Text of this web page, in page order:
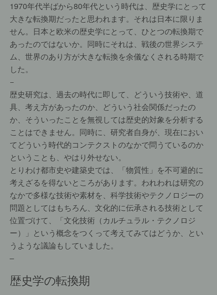
1970年代半ばから80年代という時代は、歴史学にとって
大きな転換期だったと思われます。それは日本に限りま
せん。日本と欧米の歴史学にとって、ひとつの転換期で
あったのではないか。同時にそれは、戦後の世界システ
ム、世界のあり方が大きな転換を余儀なくされる時期で
した。
−
歴史研究は、過去の時代に即して、どういう技術や、道
具、考え方があったのか、どういう社会関係だったの
か、そういったことを無視しては歴史的対象を分析する
ことはできません。同時に、研究者自身が、現在におい
てどういう時代的コンテクストのなかで問うているのか
ということも、やはり外せない。
とりわけ都市史や建築史では、「物質性」を不可避的に
考えざるを得ないところがあります。われわれは研究の
なかで多様な技術や素材を、科学技術やテクノロジーの
問題としてはもちろん、文化的に伝承される技術として
位置づけて、「文化技術（カルチュラル・テクノロジ
ー）」という概念をつくって考えてみてはどうか、とい
うような議論もしていました。
–
歴史学の転換期